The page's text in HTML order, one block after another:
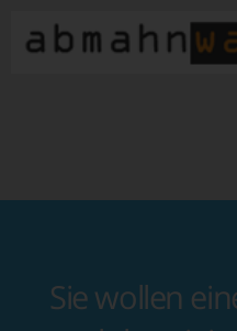
Sie wollen